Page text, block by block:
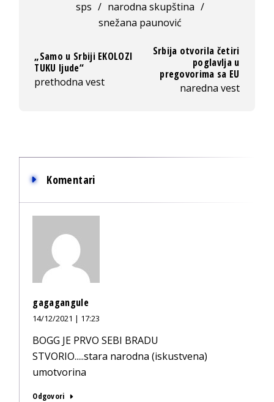
sps / narodna skupština /
snežana paunović
„Samo u Srbiji EKOLOZI
TUKU ljude“
prethodna vest
Srbija otvorila četiri
poglavlja u
pregovorima sa EU
naredna vest
Komentari
gagagangule
14/12/2021 | 17:23
BOGG JE PRVO SEBI BRADU
STVORIO.....stara narodna (iskustvena)
umotvorina
Odgovori